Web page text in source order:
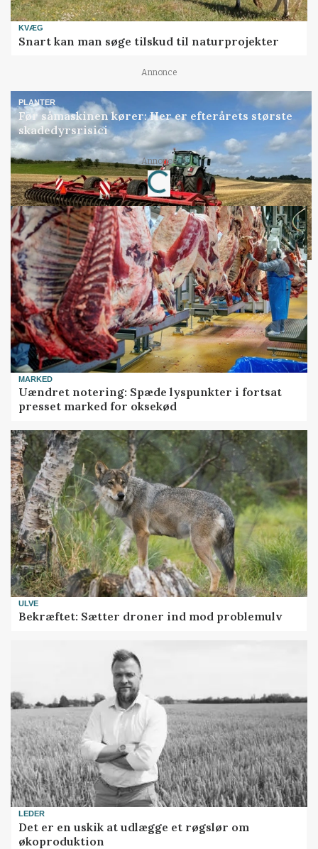
KVÆG
Snart kan man søge tilskud til naturprojekter
Annonce
PLANTER
Før såmaskinen kører: Her er efterårets største
skadedyrsrisici
Annonce
Loading...
MARKED
Uændret notering: Spæde lyspunkter i fortsat
presset marked for oksekød
ULVE
Bekræftet: Sætter droner ind mod problemulv
LEDER
Det er en uskik at udlægge et røgslør om
økoproduktion